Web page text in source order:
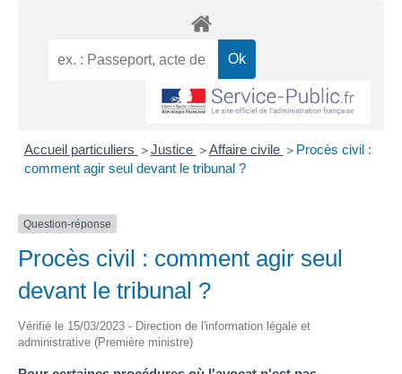
Accueil particuliers > Justice > Affaire civile > Procès civil :
comment agir seul devant le tribunal ?
Question-réponse
Procès civil : comment agir seul
devant le tribunal ?
Vérifié le 15/03/2023 - Direction de l'information légale et
administrative (Première ministre)